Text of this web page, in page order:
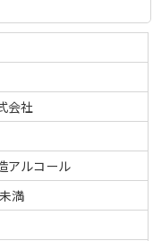
会社
アルコール
満